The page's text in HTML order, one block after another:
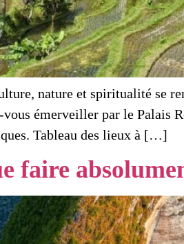
nature et spiritualité se
émerveiller par le Palais
Tableau des lieux à […]
faire